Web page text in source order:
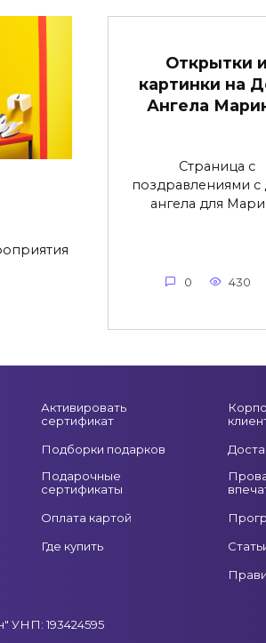
Открытки и
картинки на
Ангела
Страница с
поздравлениями
ангела для
0 430
Активировать
сертификат
Подборки подарков
Подарочные
сертификаты
Оплата картой
Где купить
УНП: 193424595